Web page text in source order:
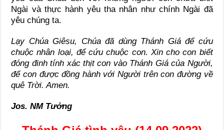
Ngài và thực hành yêu tha nhân như chính Ngài đã
yêu chúng ta.
Lạy Chúa Giêsu, Chúa đã dùng Thánh Giá để cứu
chuộc nhân loại, để cứu chuộc con. Xin cho con biết
đóng đinh tính xác thịt con vào Thánh Giá của Người,
để con được đồng hành với Người trên con đường về
quê Trời. Amen.
Jos. NM Tưởng